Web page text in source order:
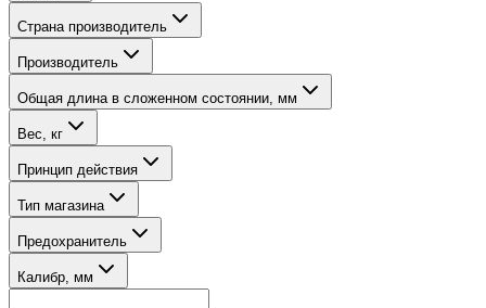
Страна производитель
Производитель
Общая длина в сложенном состоянии, мм
Вес, кг
Принцип действия
Тип магазина
Предохранитель
Калибр, мм